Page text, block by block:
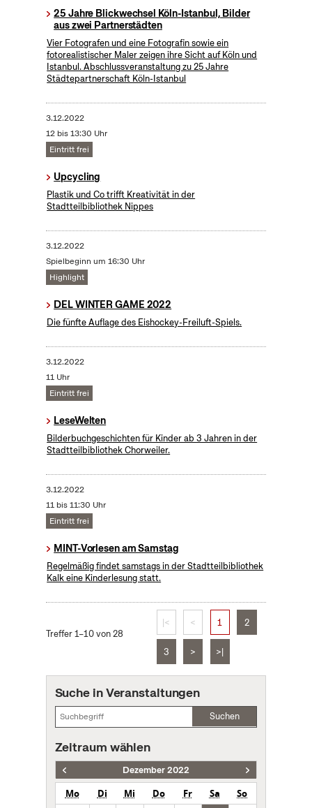
25 Jahre Blickwechsel Köln-Istanbul, Bilder
aus zwei Partnerstädten
Vier Fotografen und eine Fotografin sowie ein
fotorealistischer Maler zeigen ihre Sicht auf Köln und
Istanbul. Abschlussveranstaltung zu 25 Jahre
Städtepartnerschaft Köln-Istanbul
3.12.2022
12 bis 13:30 Uhr
Eintritt frei
Upcycling
Plastik und Co trifft Kreativität in der
Stadtteilbibliothek Nippes
3.12.2022
Spielbeginn um 16:30 Uhr
Highlight
DEL WINTER GAME 2022
Die fünfte Auflage des Eishockey-Freiluft-Spiels.
3.12.2022
11 Uhr
Eintritt frei
LeseWelten
Bilderbuchgeschichten für Kinder ab 3 Jahren in der
Stadtteilbibliothek Chorweiler.
3.12.2022
11 bis 11:30 Uhr
Eintritt frei
MINT-Vorlesen am Samstag
Regelmäßig findet samstags in der Stadtteilbibliothek
Kalk eine Kinderlesung statt.
Treffer 1–10 von 28
|< < 1 2
3 > >|
Suche in Veranstaltungen
Suchen
Zeitraum wählen
Dezember 2022
Mo Di Mi Do Fr Sa
So